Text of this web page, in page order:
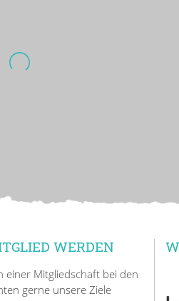
WERDEN
einer Mitgliedschaft bei den
gerne unsere Ziele